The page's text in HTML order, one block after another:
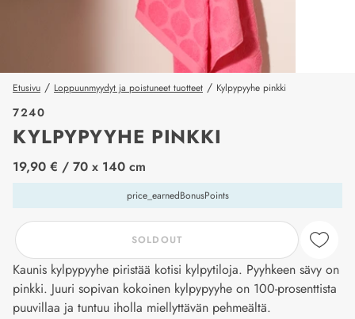
Etusivu / Loppuunmyydyt ja poistuneet tuotteet / Kylpypyyhe pinkki
7240
KYLPYPYYHE PINKKI
price_label
19,90 € / 70 x 140 cm
price_earnedBonusPoints
SOLDOUT
Kaunis kylpypyyhe piristää kotisi kylpytiloja. Pyyhkeen sävy on
pinkki. Juuri sopivan kokoinen kylpypyyhe on 100-prosenttista
puuvillaa ja tuntuu iholla miellyttävän pehmeältä.